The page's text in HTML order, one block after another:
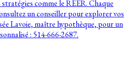
comme le REER. Chaque
un conseiller pour explorer vos
Lavoie, maître hypothèque, pour un
: 514-666-2687.